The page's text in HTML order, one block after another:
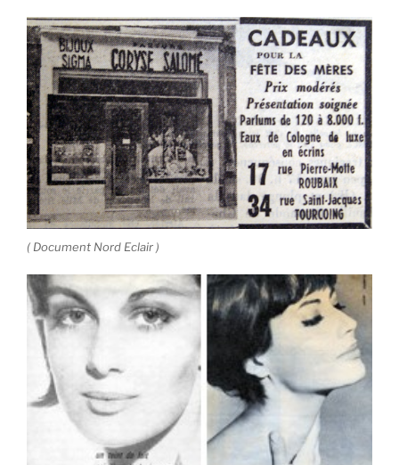
( Document Nord Eclair )